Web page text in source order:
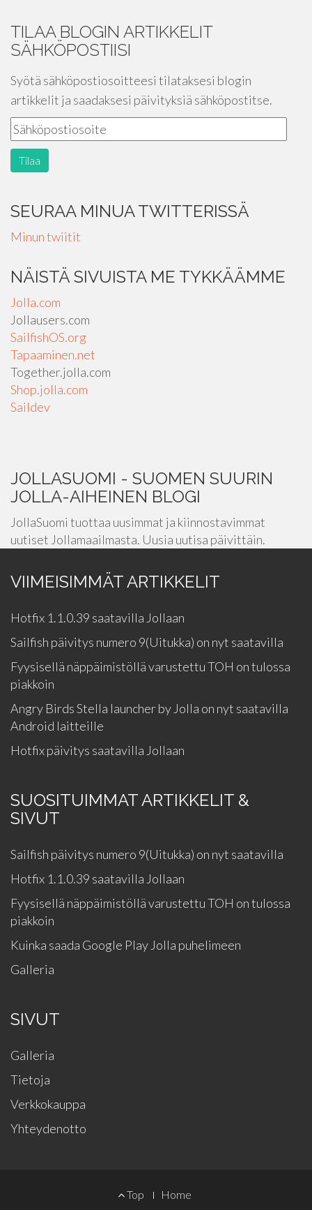
TILAA BLOGIN ARTIKKELIT
SÄHKÖPOSTIISI
Syötä sähköpostiosoitteesi tilataksesi blogin
artikkelit ja saadaksesi päivityksiä sähköpostitse.
SEURAA MINUA TWITTERISSÄ
Minun twiitit
NÄISTÄ SIVUISTA ME TYKKÄÄMME
Jolla.com
Jollausers.com
SailfishOS.org
Tapaaminen.net
Together.jolla.com
Shop.jolla.com
Saildev
JOLLASUOMI - SUOMEN SUURIN
JOLLA-AIHEINEN BLOGI
JollaSuomi tuottaa uusimmat ja kiinnostavimmat
uutiset Jollamaailmasta. Uusia uutisa päivittäin.
VIIMEISIMMÄT ARTIKKELIT
Hotfix 1.1.0.39 saatavilla Jollaan
Sailfish päivitys numero 9(Uitukka) on nyt saatavilla
Fyysisellä näppäimistöllä varustettu TOH on tulossa
piakkoin
Angry Birds Stella launcher by Jolla on nyt saatavilla
Android laitteille
Hotfix päivitys saatavilla Jollaan
SUOSITUIMMAT ARTIKKELIT &
SIVUT
Sailfish päivitys numero 9(Uitukka) on nyt saatavilla
Hotfix 1.1.0.39 saatavilla Jollaan
Fyysisellä näppäimistöllä varustettu TOH on tulossa
piakkoin
Kuinka saada Google Play Jolla puhelimeen
Galleria
SIVUT
Galleria
Tietoja
Verkkokauppa
Yhteydenotto
Top Home